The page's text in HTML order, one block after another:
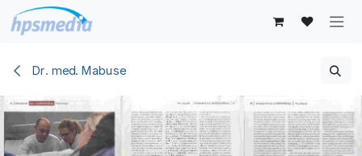
Zum Inhalt springen
Dr. med. Mabuse